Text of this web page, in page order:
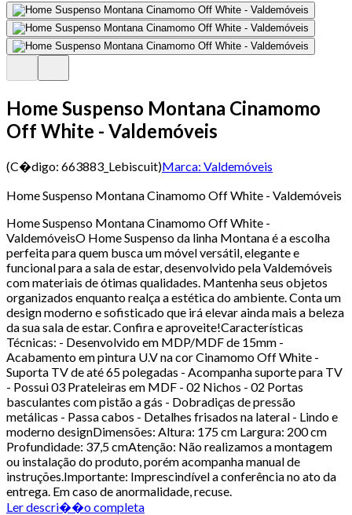
Home Suspenso Montana Cinamomo
Off White - Valdemóveis
(C�digo: 663883_Lebiscuit)Marca: Valdemóveis
Home Suspenso Montana Cinamomo Off White - Valdemóveis
Home Suspenso Montana Cinamomo Off White -
ValdemóveisO Home Suspenso da linha Montana é a escolha
perfeita para quem busca um móvel versátil, elegante e
funcional para a sala de estar, desenvolvido pela Valdemóveis
com materiais de ótimas qualidades. Mantenha seus objetos
organizados enquanto realça a estética do ambiente. Conta um
design moderno e sofisticado que irá elevar ainda mais a beleza
da sua sala de estar. Confira e aproveite!Características
Técnicas: - Desenvolvido em MDP/MDF de 15mm -
Acabamento em pintura U.V na cor Cinamomo Off White -
Suporta TV de até 65 polegadas - Acompanha suporte para TV
- Possui 03 Prateleiras em MDF - 02 Nichos - 02 Portas
basculantes com pistão a gás - Dobradiças de pressão
metálicas - Passa cabos - Detalhes frisados na lateral - Lindo e
moderno designDimensões: Altura: 175 cm Largura: 200 cm
Profundidade: 37,5 cmAtenção: Não realizamos a montagem
ou instalação do produto, porém acompanha manual de
instruções.Importante: Imprescindível a conferência no ato da
entrega. Em caso de anormalidade, recuse.
Ler descri��o completa